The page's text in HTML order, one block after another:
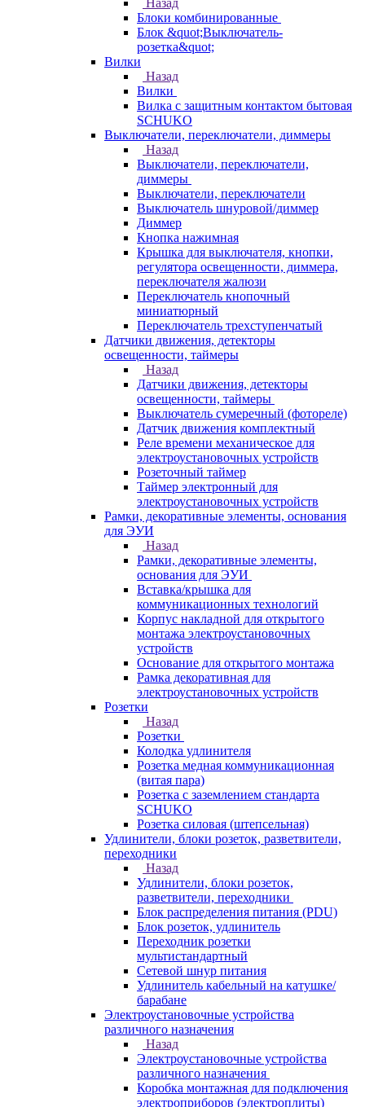
Назад
Блоки комбинированные
Блок &quot;Выключатель-
розетка&quot;
Вилки
Назад
Вилки
Вилка с защитным контактом бытовая
SCHUKO
Выключатели, переключатели, диммеры
Назад
Выключатели, переключатели,
диммеры
Выключатели, переключатели
Выключатель шнуровой/диммер
Диммер
Кнопка нажимная
Крышка для выключателя, кнопки,
регулятора освещенности, диммера,
переключателя жалюзи
Переключатель кнопочный
миниатюрный
Переключатель трехступенчатый
Датчики движения, детекторы
освещенности, таймеры
Назад
Датчики движения, детекторы
освещенности, таймеры
Выключатель сумеречный (фотореле)
Датчик движения комплектный
Реле времени механическое для
электроустановочных устройств
Розеточный таймер
Таймер электронный для
электроустановочных устройств
Рамки, декоративные элементы, основания
для ЭУИ
Назад
Рамки, декоративные элементы,
основания для ЭУИ
Вставка/крышка для
коммуникационных технологий
Корпус накладной для открытого
монтажа электроустановочных
устройств
Основание для открытого монтажа
Рамка декоративная для
электроустановочных устройств
Розетки
Назад
Розетки
Колодка удлинителя
Розетка медная коммуникационная
(витая пара)
Розетка с заземлением стандарта
SCHUKO
Розетка силовая (штепсельная)
Удлинители, блоки розеток, разветвители,
переходники
Назад
Удлинители, блоки розеток,
разветвители, переходники
Блок распределения питания (PDU)
Блок розеток, удлинитель
Переходник розетки
мультистандартный
Сетевой шнур питания
Удлинитель кабельный на катушке/
барабане
Электроустановочные устройства
различного назначения
Назад
Электроустановочные устройства
различного назначения
Коробка монтажная для подключения
электроприборов (электроплиты)